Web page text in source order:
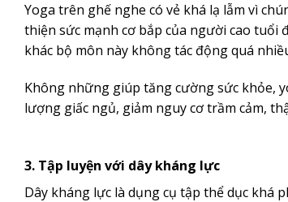
Yoga trên ghế nghe có vẻ khá lạ lẫm vì
thiện sức mạnh cơ bắp của người cao
khác bộ môn này không tác động quá
Không những giúp tăng cường sức khỏe,
lượng giấc ngủ, giảm nguy cơ trầm cảm,
3. Tập luyện với dây kháng lực
Dây kháng lực là dụng cụ tập thể dục khá